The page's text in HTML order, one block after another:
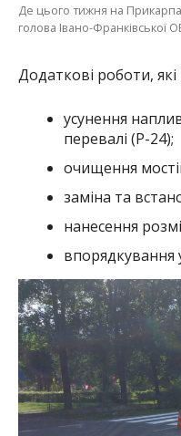
Де цього тижня на
голова Івано-Франківської
Додаткові роботи,
усунення
перевалі (Р-24);
очищення
заміна та
нанесення
впорядкування